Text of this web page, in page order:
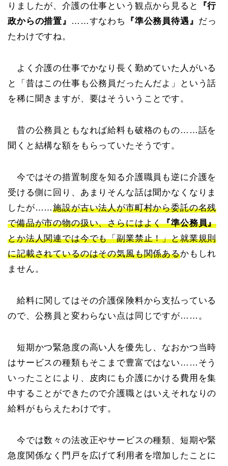
りましたが、介護の仕事という観点から見ると
『行
政からの措置』
……すなわち 『準公務員待遇』 だっ
たわけですね。
よく介護の仕事でかなり長く勤めていた人がいる
と「昔はこの仕事も公務員だったんだよ」という話
を稀に聞きますが、要はそういうことです。
昔の公務員ともなれば給料も破格のもの……話を
聞くと結構な額をもらっていたそうです。
今ではその措置制度を知る介護職員も逆に介護を
受ける側に回り、あまりそんな話は聞かなくなりま
したが……施設が古い法人が市町村から委託の名残
で備品が市の物の扱い、さらにはよく『準公務員』
とか法人関連では今でも「副業禁止！」と就業規則
に記載されているのはその気風も関係あるかもしれ
ません。
給料に関してはその介護保険料から支払っている
ので、公務員と変わらない点は同じですが……。
短期かつ緊急度の高い人を優先し、なおかつ当時
はサービスの種類もそこまで豊富ではない……そう
いったことにより、皮肉にも介護にかける費用を集
中することができたので介護職とはいえそれなりの
給料がもらえたわけです。
今では数々の法改正やサービスの種類、短期や緊
急度関係なく門戸を広げて利用者を増加したことに